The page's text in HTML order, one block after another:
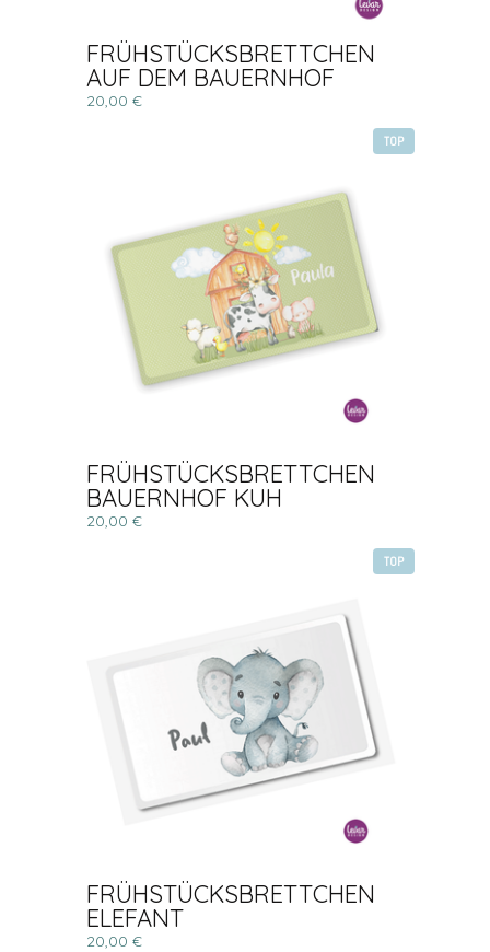
FRÜHSTÜCKSBRETTCHEN
AUF DEM BAUERNHOF
20,00 €
TOP
FRÜHSTÜCKSBRETTCHEN
BAUERNHOF KUH
20,00 €
TOP
FRÜHSTÜCKSBRETTCHEN
ELEFANT
20,00 €